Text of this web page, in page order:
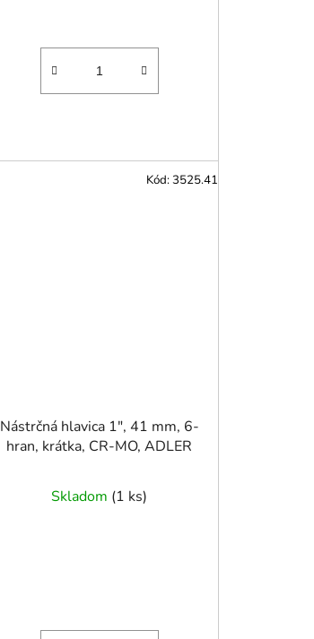
Nástrčná hlavica 1", 41 mm, 6-
hran, krátka, CR-MO, ADLER
Skladom (1 ks)
Kód:3525.41